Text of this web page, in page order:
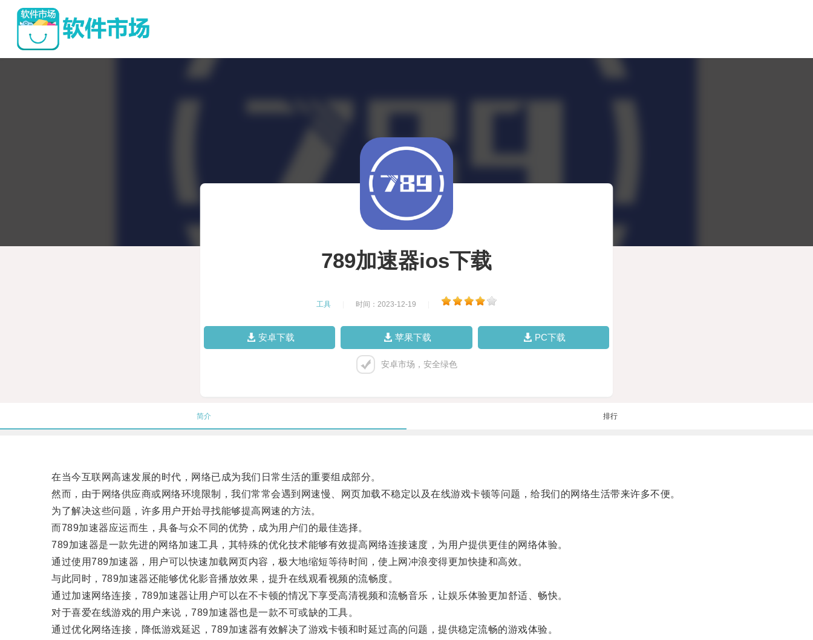
789加速器ios下载
工具 时间：2023-12-19
安卓下载 苹果下载 PC下载
安卓市场，安全绿色
简介 排行
在当今互联网高速发展的时代，网络已成为我们日常生活的重要组成部分。
然而，由于网络供应商或网络环境限制，我们常常会遇到网速慢、网页加载不稳定以及在线游戏卡顿等问题，给我们的网络生活带来许多不便。
为了解决这些问题，许多用户开始寻找能够提高网速的方法。
而789加速器应运而生，具备与众不同的优势，成为用户们的最佳选择。
789加速器是一款先进的网络加速工具，其特殊的优化技术能够有效提高网络连接速度，为用户提供更佳的网络体验。
通过使用789加速器，用户可以快速加载网页内容，极大地缩短等待时间，使上网冲浪变得更加快捷和高效。
与此同时，789加速器还能够优化影音播放效果，提升在线观看视频的流畅度。
通过加速网络连接，789加速器让用户可以在不卡顿的情况下享受高清视频和流畅音乐，让娱乐体验更加舒适、畅快。
对于喜爱在线游戏的用户来说，789加速器也是一款不可或缺的工具。
通过优化网络连接，降低游戏延迟，789加速器有效解决了游戏卡顿和时延过高的问题，提供稳定流畅的游戏体验。